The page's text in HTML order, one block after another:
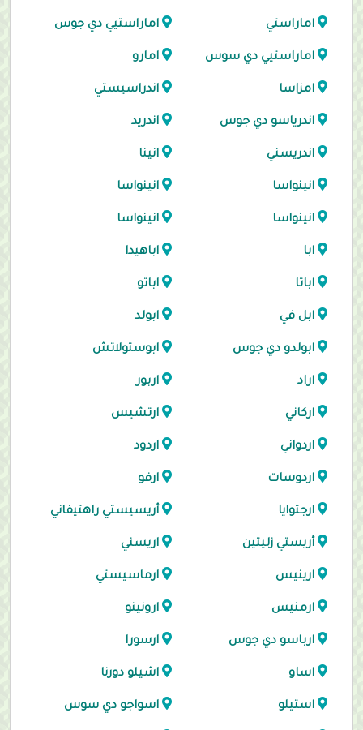
اماراستي اماراستيي دي جوس
اماراستيي دي سوس امارو
امزاسا اندراسيستي
اندرياسو دي جوس اندريد
اندريسني انينا
انينواسا انينواسا
انينواسا انينواسا
ابا اباهيدا
اباتا اباتو
ابل في ابولد
ابولدو دي جوس ابوستولاتش
اراد اربور
اركاني ارتشيس
اردواني اردود
اردوسات ارفو
ارجتوايا أريسيستي راهتيفاني
أريستي زليتين اريسني
ارينيس ارماسيستي
ارمنيس ارونينو
ارباسو دي جوس ارسورا
اساو اشيلو دورنا
استيلو اسواجو دي سوس